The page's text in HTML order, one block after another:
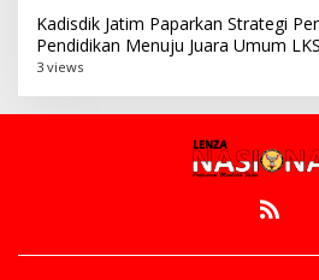
Kadisdik Jatim Paparkan Strategi
Pendidikan Menuju Juara Umum
3 views